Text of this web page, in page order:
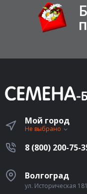
Мой город
Не выбрано
8 (800) 200-75-
Волгоград
ул. Историческая